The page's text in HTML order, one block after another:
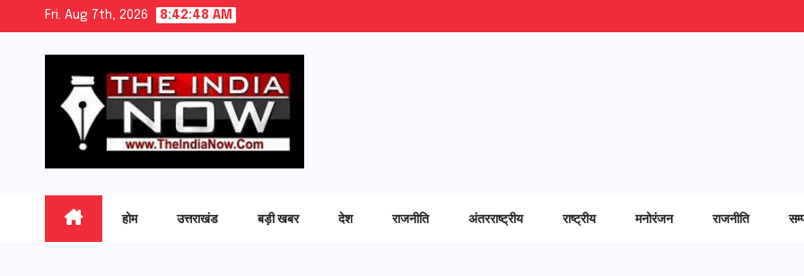
Fri. Aug 7th, 2026 8:42:50 AM
होम उत्तराखंड बड़ी खबर देश राजनीति अंतरराष्ट्रीय राष्ट्रीय मनोरंजन राजनीति